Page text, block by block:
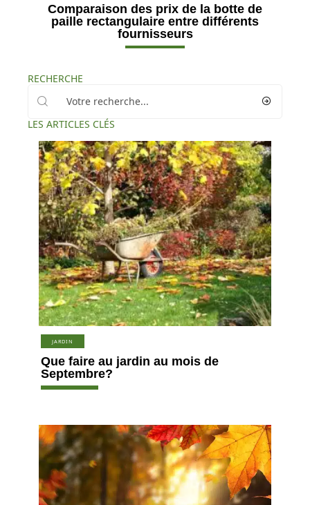
Comparaison des prix de la botte de
paille rectangulaire entre différents
fournisseurs
RECHERCHE
LES ARTICLES CLÉS
JARDIN
Que faire au jardin au mois de
Septembre?